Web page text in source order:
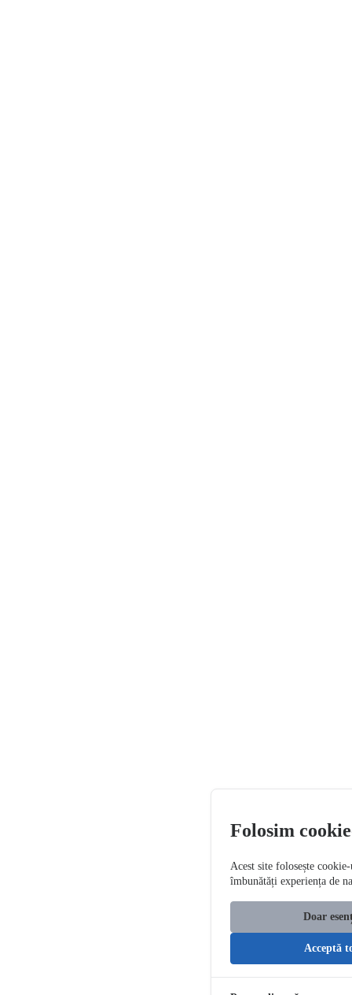
Folosim
Acest site folosește
îmbunătăți experiența de
Doar
Acceptă